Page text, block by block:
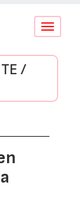
Conmutar
/